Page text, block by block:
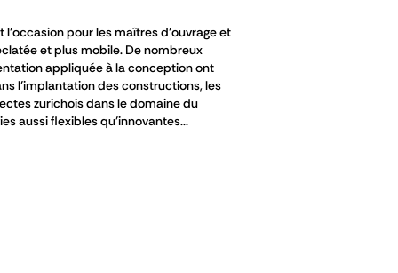
pour les maîtres d’ouvrage et
et plus mobile. De nombreux
appliquée à la conception ont
l’implantation des constructions, les
zurichois dans le domaine du
aussi flexibles qu’innovantes...